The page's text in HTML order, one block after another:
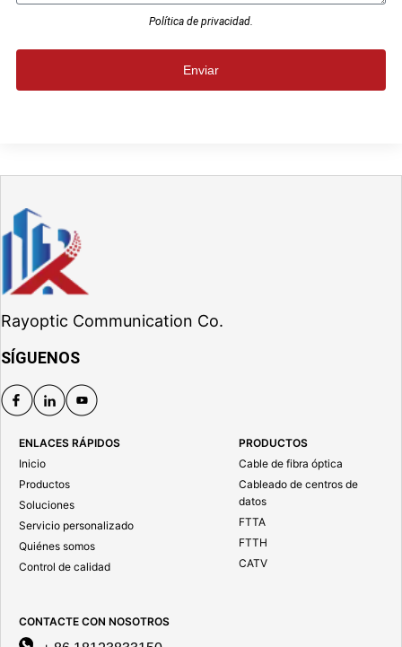
Política de privacidad.
Enviar
Rayoptic Communication Co.
SÍGUENOS
ENLACES RÁPIDOS
Inicio
Productos
Soluciones
Servicio personalizado
Quiénes somos
Control de calidad
PRODUCTOS
Cable de fibra óptica
Cableado de centros de
datos
FTTA
FTTH
CATV
CONTACTE CON NOSOTROS